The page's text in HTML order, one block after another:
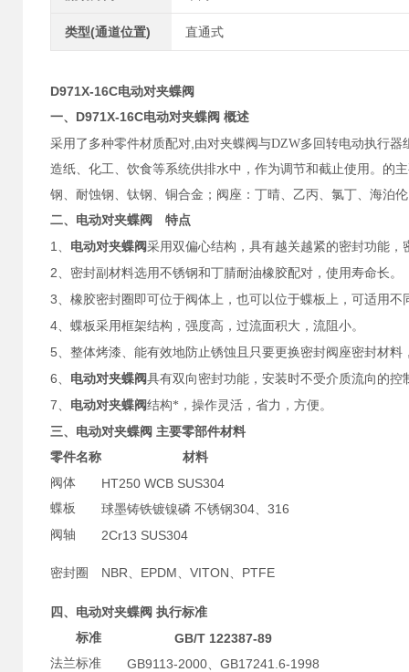
类型(通道位置) 直通式
D971X-16C电动对夹蝶阀
一、 D971X-16C电动对夹蝶阀 概述
采用了多种零件材质配对 由对夹蝶阀与DZW多回转电动执行器
造纸、化工、饮食等系统供排水中，作为调节和截止使用。 的
钢、耐蚀钢、钛钢、铜合金；阀座：丁晴、乙丙、氯丁、海泊
二、 电动对夹蝶阀 特点
1 、 电动对夹蝶阀采用双偏心结构，具有越关越紧的密封功能，
2、密封副材料选用不锈钢和丁腈耐油橡胶配对，使用寿命长。
3、橡胶密封圈即可位于阀体上，也可以位于蝶板上，可适用不
4、蝶板采用框架结构，强度高，过流面积大，流阻小。
5、整体烤漆、能有效地防止锈蚀且只要更换密封阀座密封材料
6、 电动对夹蝶阀具有双向密封功能，安装时不受介质流向的
7、 电动对夹蝶阀结构*，操作灵活，省力，方便。
三、 电动对夹蝶阀 主要零部件材料
零件名称
材料
阀体
HT250 WCB SUS304
蝶板 球墨铸铁镀镍磷 不锈钢304、 316
阀轴 2Cr13 SUS304
密封圈 NBR、 EPDM、 VITON、 PTFE
四、 电动对夹蝶阀 执行标准
标准
GB/T 122387-89
法兰标准 GB9113-2000、 GB17241.6-1998